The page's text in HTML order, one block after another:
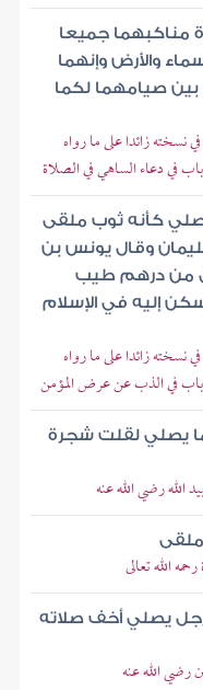
مناكبهما جميعا
والأرض وإنهما
صيامهما لكما
نسخته زائدا على ما رواه
في دعاء الساهي في الصلاة
كأنه ثوب ملقى
وقال يونس بن
من درهم طيب
إليه في الإسلام
نسخته زائدا على ما رواه
باب في الذب عن عرض المؤمن
يصلي لقلت شجرة
الله رضي الله عنه
ملقى
الله تعالى
يصلي أخف صلاته
رضي الله عنه